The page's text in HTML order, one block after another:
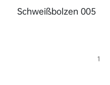
Schweißbolzen 005
1